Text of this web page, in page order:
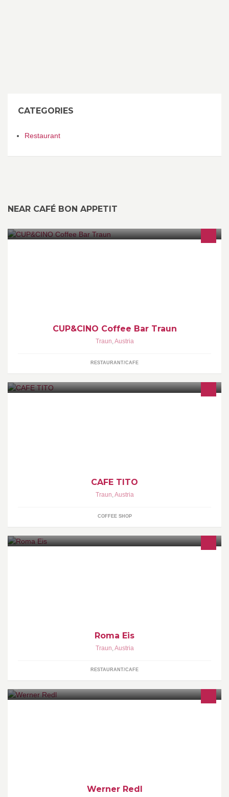
CATEGORIES
Restaurant
NEAR CAFÉ BON APPETIT
CUP&CINO Coffee Bar Traun
Traun,Austria
RESTAURANT/CAFE
CAFE TITO
Traun,Austria
COFFEE SHOP
Roma Eis
Traun,Austria
RESTAURANT/CAFE
Werner Redl